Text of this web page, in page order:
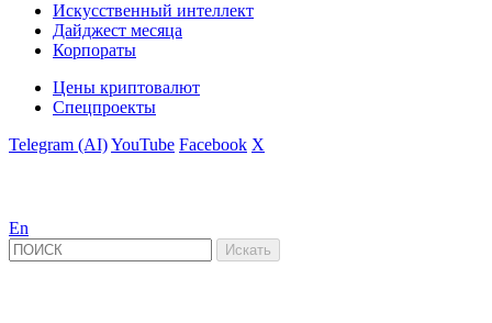
Искусственный интеллект
Дайджест месяца
Корпораты
Цены криптовалют
Спецпроекты
Telegram (AI)YouTube Facebook X
En